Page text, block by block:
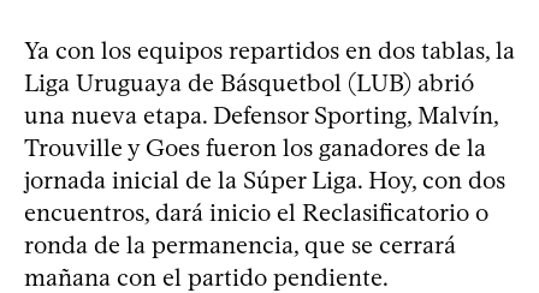
Ya con los equipos repartidos en dos tablas, la
Liga Uruguaya de Básquetbol (LUB) abrió
una nueva etapa. Defensor Sporting, Malvín,
Trouville y Goes fueron los ganadores de la
jornada inicial de la Súper Liga. Hoy, con dos
encuentros, dará inicio el Reclasificatorio o
ronda de la permanencia, que se cerrará
mañana con el partido pendiente.